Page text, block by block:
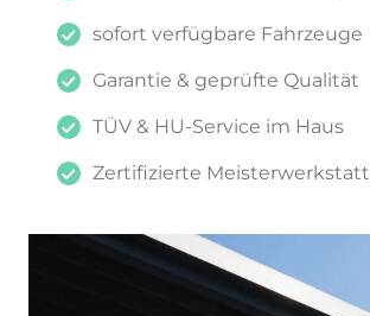
sofort verfügbare Fahrzeuge
Garantie & geprüfte Qualität
TÜV & HU-Service im Haus
Zertifizierte Meisterwerkstatt